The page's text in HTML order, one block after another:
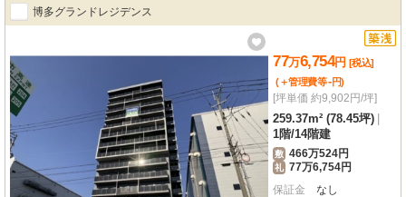
博多グランドレジデンス
77万6,754円 [税込]
(＋管理費等-円)
[坪単価 約9,902円/坪]
259.37m² (78.45坪)
1階/14階建
敷 466万524円
礼 77万6,754円
保証金
なし